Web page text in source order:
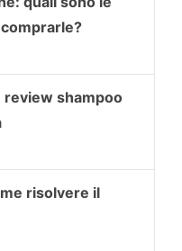
review shampoo
risolvere il